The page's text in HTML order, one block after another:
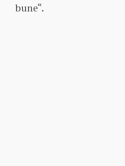
bune“.